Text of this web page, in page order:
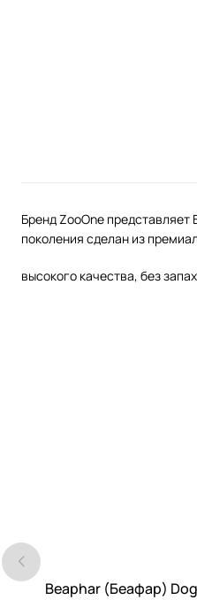
Бренд ZooOne
поколения сделан из
высокого качества, без
-40%
Beaphar (Беафар)